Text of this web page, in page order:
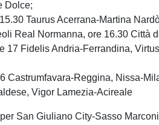
Dolce;
Taurus Acerrana-Martina
Real Normanna, ore 16.30 Città
17 Fidelis Andria-Ferrandina,
Castrumfavara-Reggina, Nissa-
Vigor Lamezia-Acireale
per San Giuliano City-Sasso